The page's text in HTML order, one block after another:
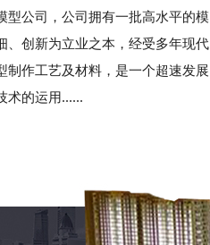
公司，公司拥有一批高水平的模
、创新为立业之本，经受多年现代
作工艺及材料，是一个超速发展
术的运用......